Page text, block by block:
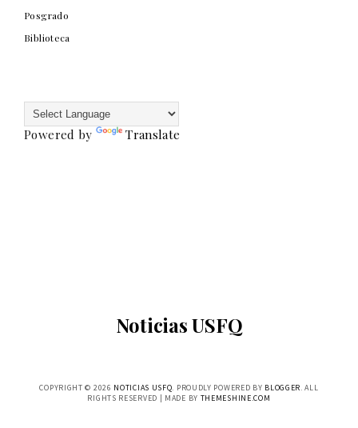
Posgrado
Biblioteca
Powered by Translate
Noticias USFQ
COPYRIGHT © 2026 NOTICIAS USFQ. PROUDLY POWERED BY BLOGGER. ALL
RIGHTS RESERVED | MADE BY THEMESHINE.COM